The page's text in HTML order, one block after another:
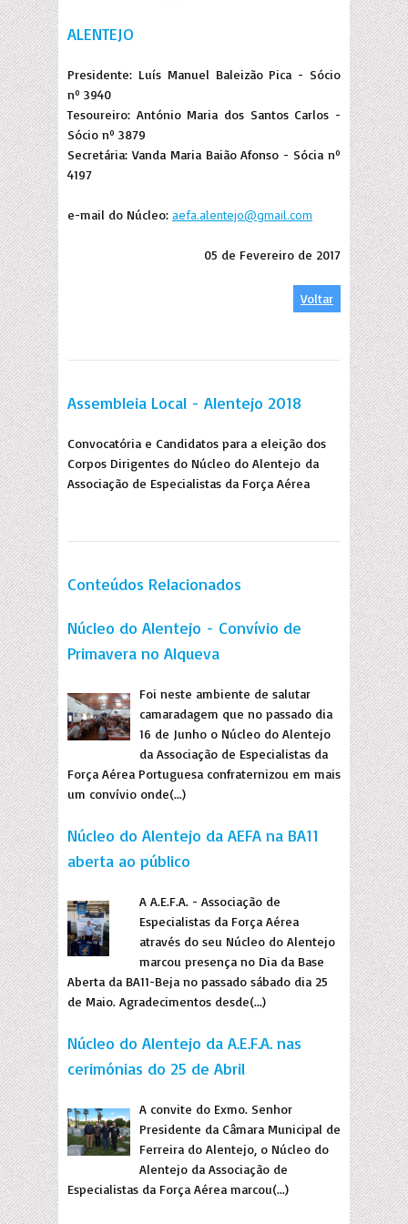
ALENTEJO
Presidente: Luís Manuel Baleizão Pica - Sócio
nº 3940
Tesoureiro: António Maria dos Santos Carlos -
Sócio nº 3879
Secretária: Vanda Maria Baião Afonso - Sócia nº
4197
e-mail do Núcleo: aefa.alentejo@gmail.com
05 de Fevereiro de 2017
Voltar
Assembleia Local - Alentejo 2018
Convocatória e Candidatos para a eleição dos
Corpos Dirigentes do Núcleo do Alentejo da
Associação de Especialistas da Força Aérea
Conteúdos Relacionados
Núcleo do Alentejo - Convívio de
Primavera no Alqueva
Foi neste ambiente de salutar
camaradagem que no passado dia
16 de Junho o Núcleo do Alentejo
da Associação de Especialistas da
Força Aérea Portuguesa confraternizou em mais
um convívio onde(...)
Núcleo do Alentejo da AEFA na BA11
aberta ao público
A A.E.F.A. - Associação de
Especialistas da Força Aérea
através do seu Núcleo do Alentejo
marcou presença no Dia da Base
Aberta da BA11-Beja no passado sábado dia 25
de Maio. Agradecimentos desde(...)
Núcleo do Alentejo da A.E.F.A. nas
cerimónias do 25 de Abril
A convite do Exmo. Senhor
Presidente da Câmara Municipal de
Ferreira do Alentejo, o Núcleo do
Alentejo da Associação de
Especialistas da Força Aérea marcou(...)